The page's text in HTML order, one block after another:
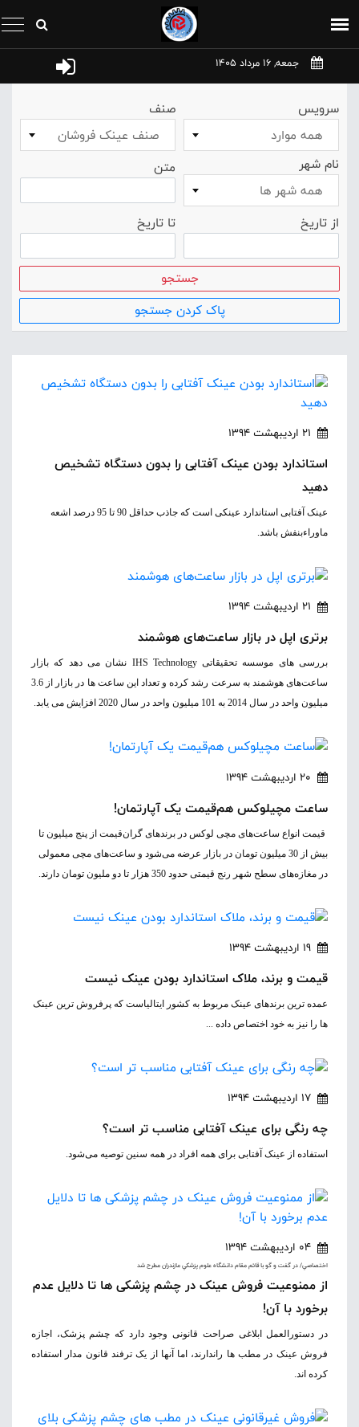
جمعه, 16 مرداد 1405
سرویس
همه موارد
صنف
صنف عينک فروشان
نام شهر
همه شهر ها
متن
از تاریخ تا تاریخ
جستجو
پاک کردن جستجو
21 اردیبهشت 1394
استاندارد بودن عینک آفتابی را بدون دستگاه تشخیص
دهید
عینک ‌آفتابی استاندارد عینکی است که جاذب حداقل 90 تا 95 درصد اشعه
‌ماوراء‌بنفش باشد.
21 اردیبهشت 1394
برتری اپل در بازار ساعت‌های هوشمند
بررسی های موسسه تحقیقاتی IHS Technology نشان می دهد که بازار
ساعت‌های هوشمند به سرعت رشد کرده و تعداد این ساعت ها در بازار از 3.6
میلیون واحد در سال 2014 به 101 میلیون واحد در سال 2020 افزایش می یابد.
20 اردیبهشت 1394
ساعت‌ مچی‎لوکس ‌هم‌قیمت یک آپارتمان!
قیمت انواع ساعت‌های مچی لوکس در برند‌های گران‌قیمت از پنج میلیون تا
بیش از 30 میلیون تومان در بازار عرضه می‌شود و ساعت‌های مچی معمولی
در مغازه‌های سطح شهر رنج قیمتی حدود 350 هزار تا دو ملیون تومان دارند.
19 اردیبهشت 1394
قیمت و برند، ملاک استاندارد بودن عینک نیست
عمده ترین برندهای عینک مربوط به کشور ایتالیاست که پرفروش ترین عینک
ها را نیز به خود اختصاص داده ...
17 اردیبهشت 1394
چه رنگی برای عینک آفتابی مناسب تر است؟
استفاده از عینک آفتابی برای همه افراد در همه سنین توصیه می‌شود.
04 اردیبهشت 1394
اختصاصي/ در گفت و گو با قائم مقام دانشگاه علوم پزشکي مازندران مطرح شد
از ممنوعیت فروش عینک در چشم پزشکی ها تا دلایل عدم
برخورد با آن!
در دستورالعمل ابلاغی صراحت قانونی وجود دارد که چشم پزشک، اجازه
فروش عینک در مطب ها راندارند، اما آنها از یک ترفند قانون مدار استفاده
کرده اند.